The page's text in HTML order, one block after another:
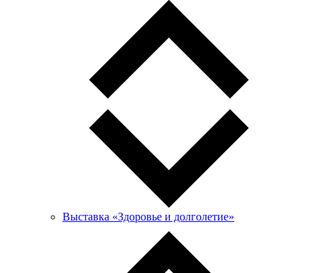
Выставка «Здоровье и долголетие»